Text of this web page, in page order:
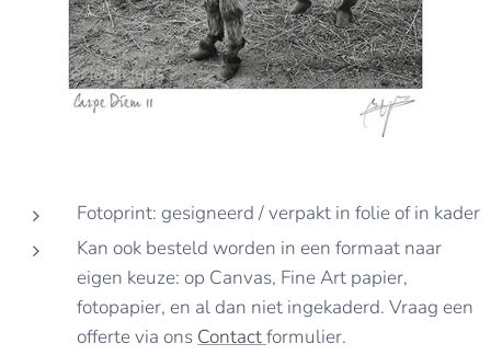
Fotoprint: gesigneerd / verpakt in folie of in kader
Kan ook besteld worden in een formaat naar
eigen keuze: op Canvas, Fine Art papier,
fotopapier, en al dan niet ingekaderd. Vraag een
offerte via ons Contactformulier.